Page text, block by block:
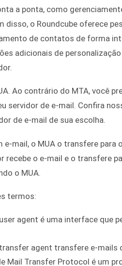
a ponta, como
disso, o Roundcube oferece
de contatos de forma
adicionais de
Ao contrário do MTA, você
servidor de e-mail. Confira
de e-mail de sua escolha.
e-mail, o MUA o transfere para
recebe o e-mail e o transfere
o MUA.
termos:
agent é uma interface que
agent transfere e-
Mail Transfer Protocol é um